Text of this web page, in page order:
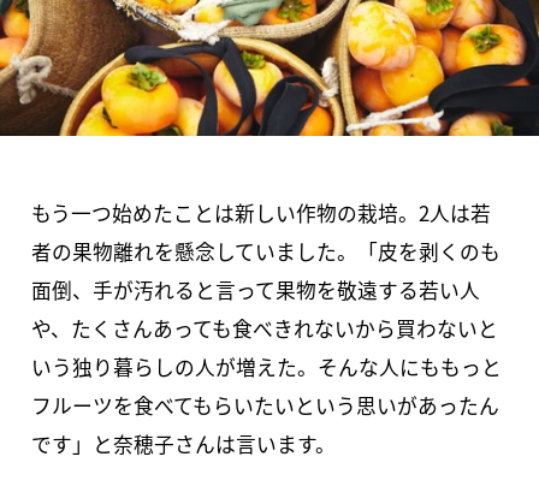
もう一つ始めたことは新しい作物の栽培。2人は若
者の果物離れを懸念していました。「皮を剥くのも
面倒、手が汚れると言って果物を敬遠する若い人
や、たくさんあっても食べきれないから買わないと
いう独り暮らしの人が増えた。そんな人にももっと
フルーツを食べてもらいたいという思いがあったん
です」と奈穂子さんは言います。